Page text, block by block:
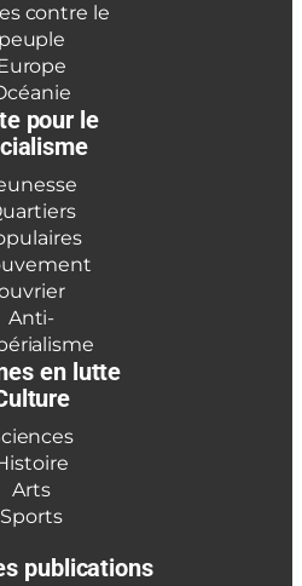
contre le
peuple
pour le
Anti-
en lutte
Arts
Sports
publications